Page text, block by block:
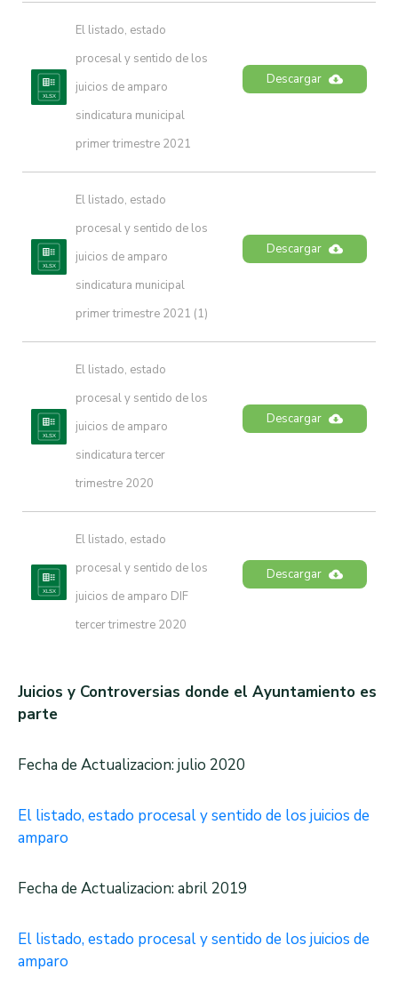
El listado, estado
procesal y sentido de los
juicios de amparo
sindicatura municipal
primer trimestre 2021
Descargar
El listado, estado
procesal y sentido de los
juicios de amparo
sindicatura municipal
primer trimestre 2021 (1)
Descargar
El listado, estado
procesal y sentido de los
juicios de amparo
sindicatura tercer
trimestre 2020
Descargar
El listado, estado
procesal y sentido de los
juicios de amparo DIF
tercer trimestre 2020
Descargar
Juicios y Controversias donde el Ayuntamiento es
parte
Fecha de Actualizacion: julio 2020
El listado, estado procesal y sentido de los juicios de
amparo
Fecha de Actualizacion: abril 2019
El listado, estado procesal y sentido de los juicios de
amparo